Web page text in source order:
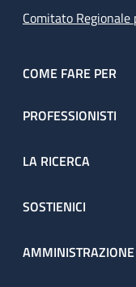
Comitato Regionale
COME FARE PER
PROFESSIONISTI
LA RICERCA
SOSTIENICI